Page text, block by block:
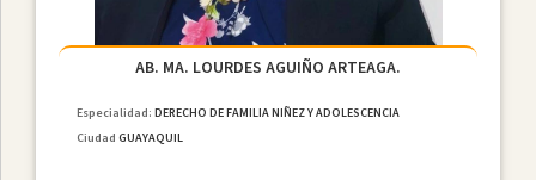
AB. MA. LOURDES AGUIÑO ARTEAGA.
Especialidad:DERECHO DE FAMILIA NIÑEZ Y ADOLESCENCIA
Ciudad GUAYAQUIL